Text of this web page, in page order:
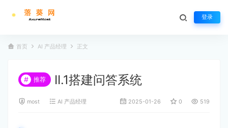
登录
首页 AI 产品经理 正文
# 推荐 II.1搭建问答系统
most AI 产品经理 2025-01-26 0 519